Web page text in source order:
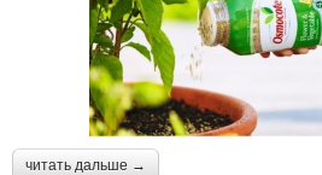
читать дальше →